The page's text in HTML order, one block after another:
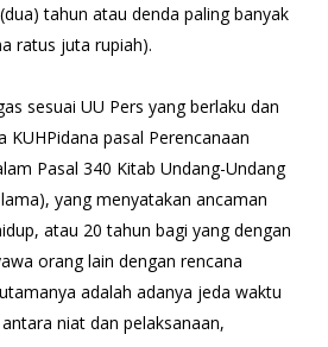
tahun atau denda paling banyak
ratus juta rupiah).
sesuai UU Pers yang berlaku dan
KUHPidana pasal Perencanaan
Pasal 340 Kitab Undang-Undang
yang menyatakan ancaman
atau 20 tahun bagi yang dengan
orang lain dengan rencana
adalah adanya jeda waktu
niat dan pelaksanaan,